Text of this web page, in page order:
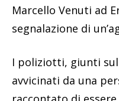
Marcello Venuti ad
segnalazione di
I poliziotti, giunti
avvicinati da una